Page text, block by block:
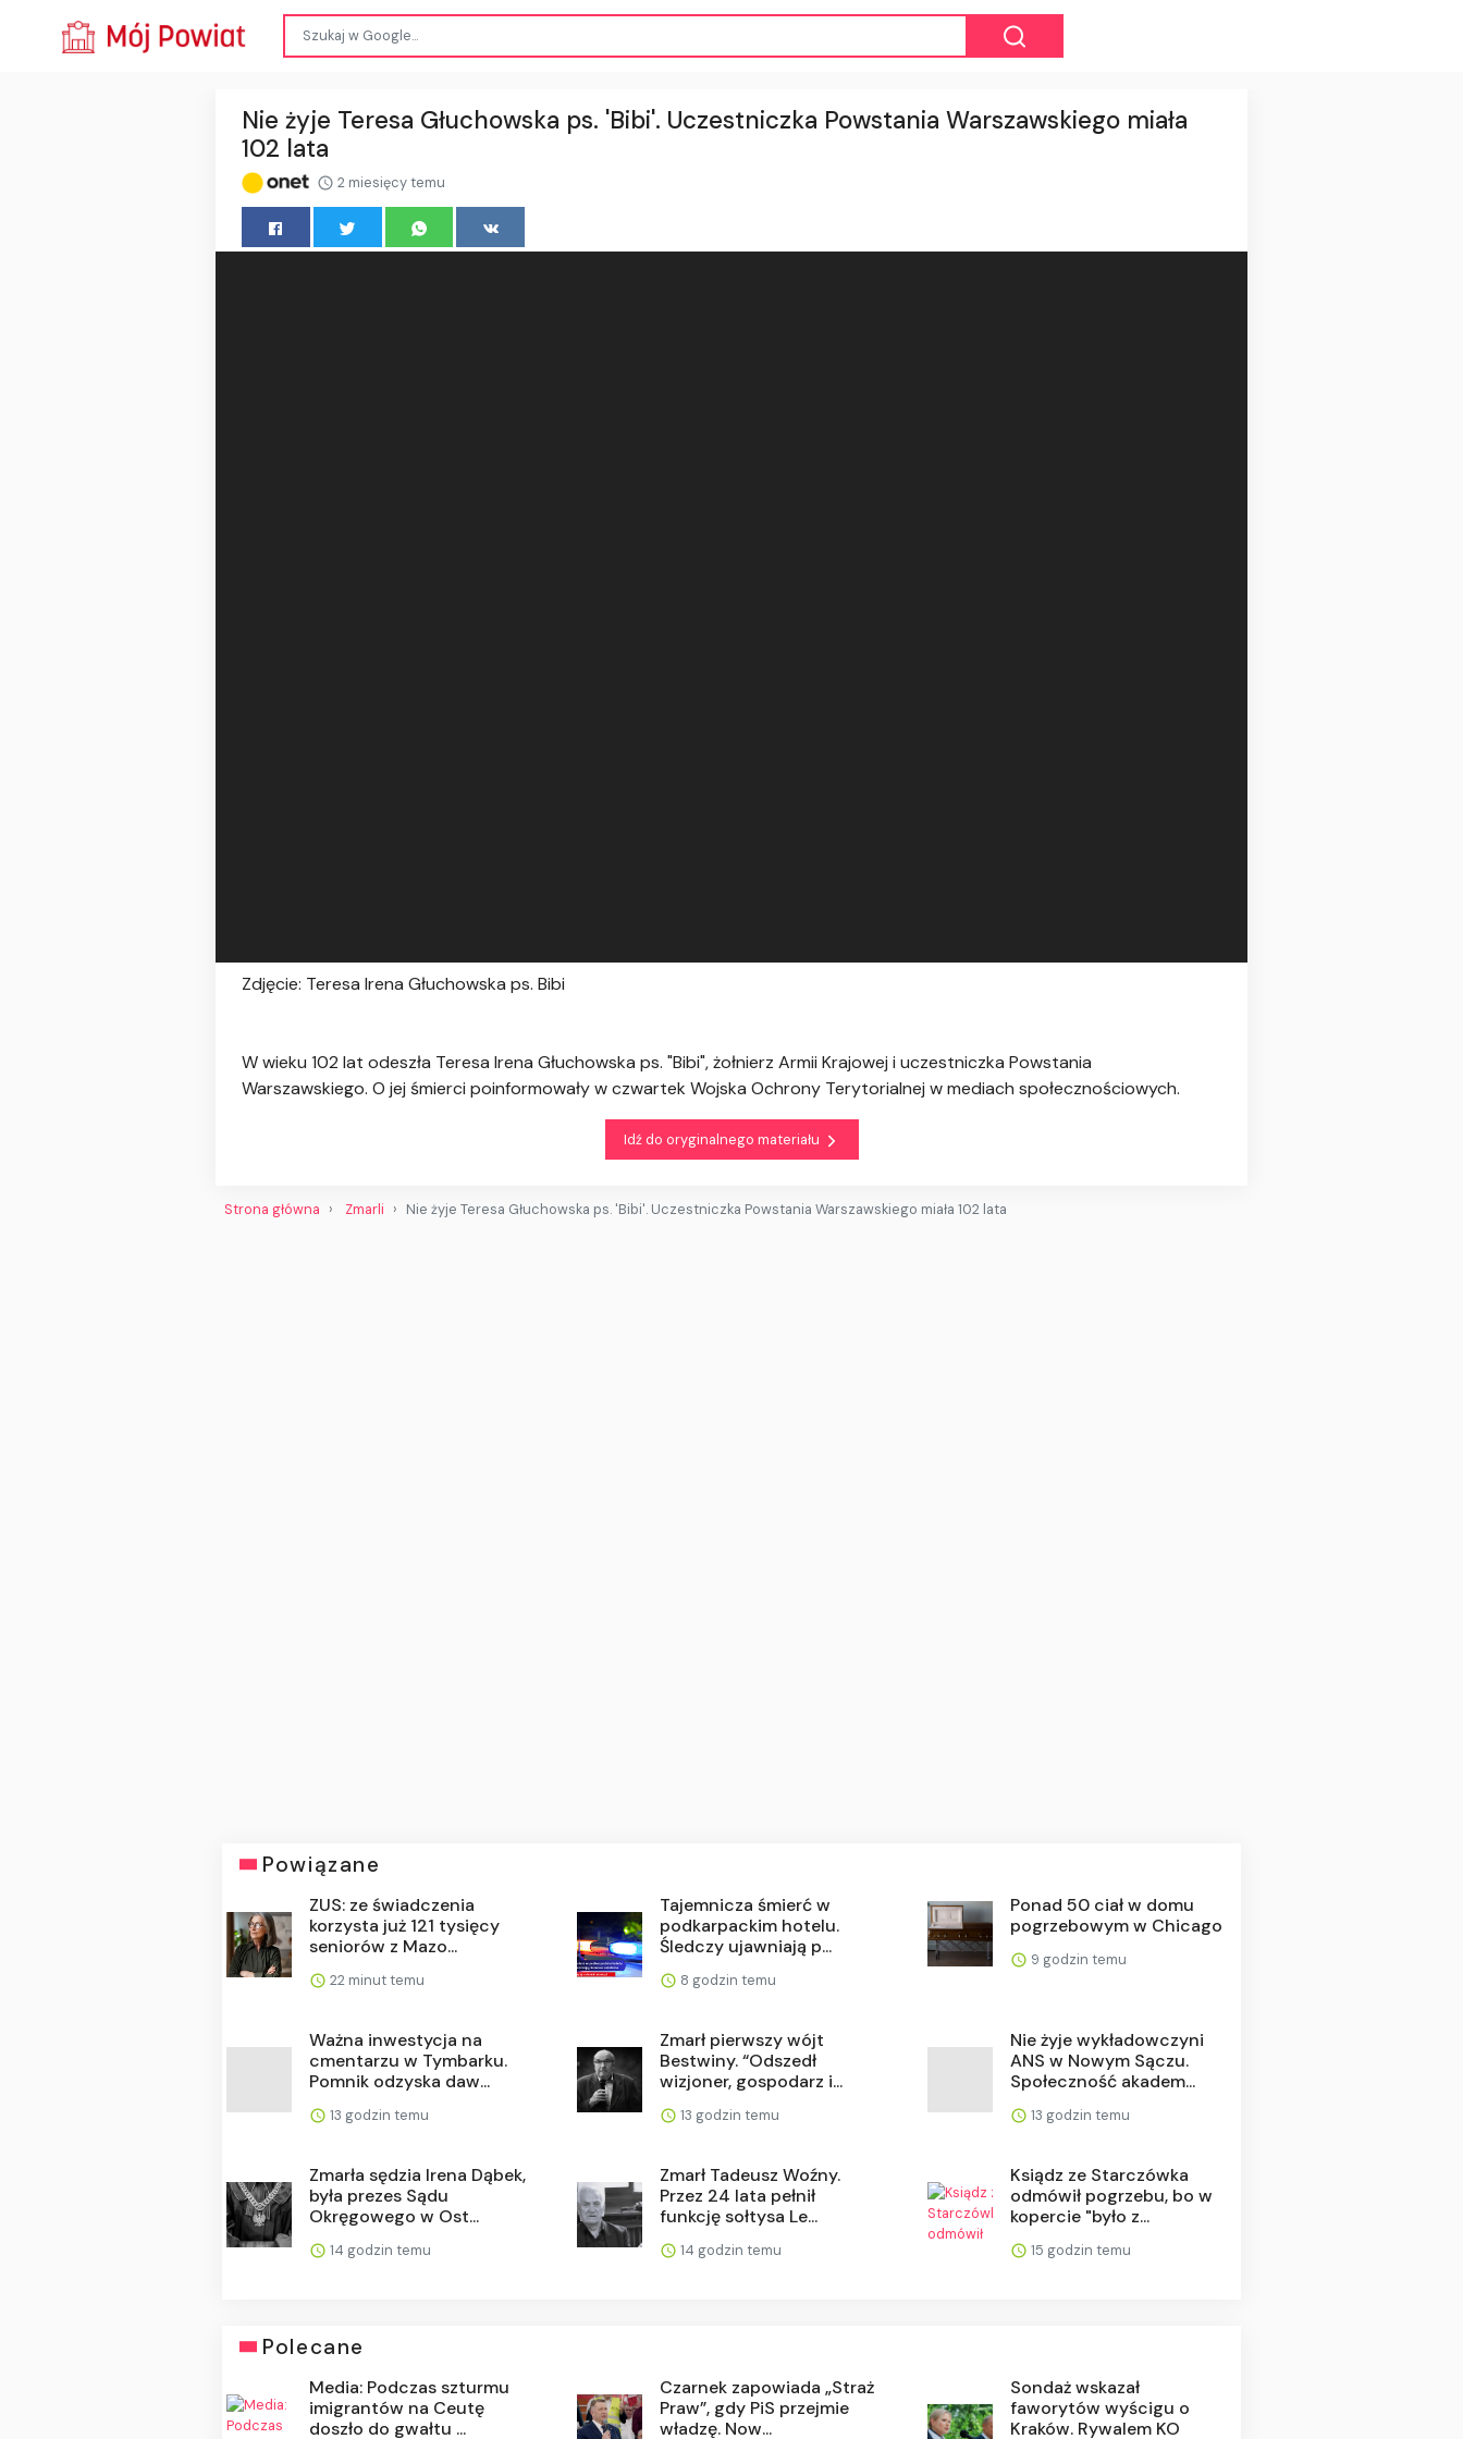
Nie żyje Teresa Głuchowska ps. 'Bibi'. Uczestniczka Powstania Warszawskiego miała
102 lata
2 miesięcy temu
Zdjęcie: Teresa Irena Głuchowska ps. Bibi
W wieku 102 lat odeszła Teresa Irena Głuchowska ps. "Bibi", żołnierz Armii Krajowej i uczestniczka Powstania
Warszawskiego. O jej śmierci poinformowały w czwartek Wojska Ochrony Terytorialnej w mediach społecznościowych.
Idź do oryginalnego materiału
Strona główna Zmarli Nie żyje Teresa Głuchowska ps. 'Bibi'. Uczestniczka Powstania Warszawskiego miała 102 lata
Powiązane
ZUS: ze świadczenia
korzysta już 121 tysięcy
seniorów z Mazo...
22 minut temu
Tajemnicza śmierć w
podkarpackim hotelu.
Śledczy ujawniają p...
8 godzin temu
Ponad 50 ciał w domu
pogrzebowym w Chicago
9 godzin temu
Ważna inwestycja na
cmentarzu w Tymbarku.
Pomnik odzyska daw...
13 godzin temu
Zmarł pierwszy wójt
Bestwiny. “Odszedł
wizjoner, gospodarz i...
13 godzin temu
Nie żyje wykładowczyni
ANS w Nowym Sączu.
Społeczność akadem...
13 godzin temu
Zmarła sędzia Irena Dąbek,
była prezes Sądu
Okręgowego w Ost...
14 godzin temu
Zmarł Tadeusz Woźny.
Przez 24 lata pełnił
funkcję sołtysa Le...
14 godzin temu
Ksiądz ze Starczówka
odmówił pogrzebu, bo w
kopercie "było z...
15 godzin temu
Polecane
Media: Podczas szturmu
imigrantów na Ceutę
doszło do gwałtu ...
Czarnek zapowiada „Straż
Praw”, gdy PiS przejmie
władzę. Now...
Sondaż wskazał
faworytów wyścigu o
Kraków. Rywalem KO